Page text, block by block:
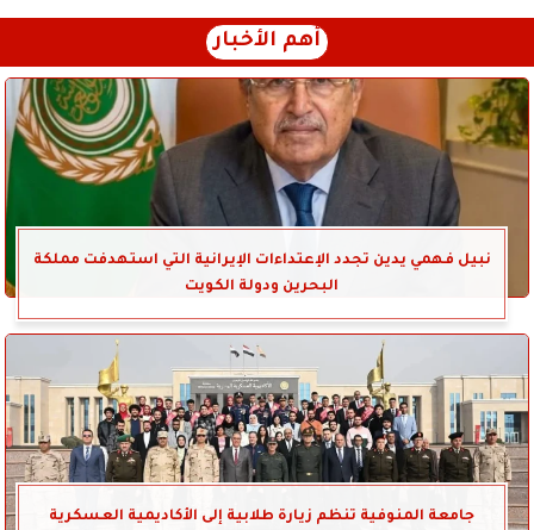
أهم الأخبار
نبيل فهمي يدين تجدد الإعتداءات الإيرانية التي استهدفت مملكة
البحرين ودولة الكويت
جامعة المنوفية تنظم زيارة طلابية إلى الأكاديمية العسكرية